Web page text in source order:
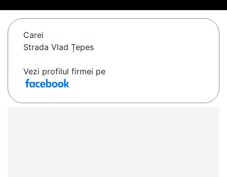
Carei
Strada Vlad Țepes
Vezi profilul firmei pe